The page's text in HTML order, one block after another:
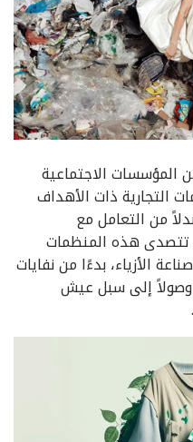
الاجتماعية
التجارية ذات الأهداف
من التعامل مع
تتصدى هذه المنظمات
الأزياء، بدءًا من نفايات
وصولاً إلى سبل عيش